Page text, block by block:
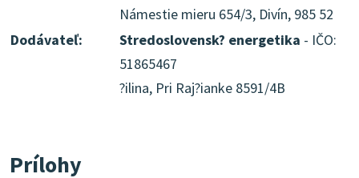
Námestie mieru 654/3, Divín, 985 52
Dodávateľ:
Stredoslovensk? energetika - IČO:
51865467
?ilina, Pri Raj?ianke 8591/4B
Prílohy